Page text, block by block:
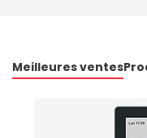
Meilleures ventes